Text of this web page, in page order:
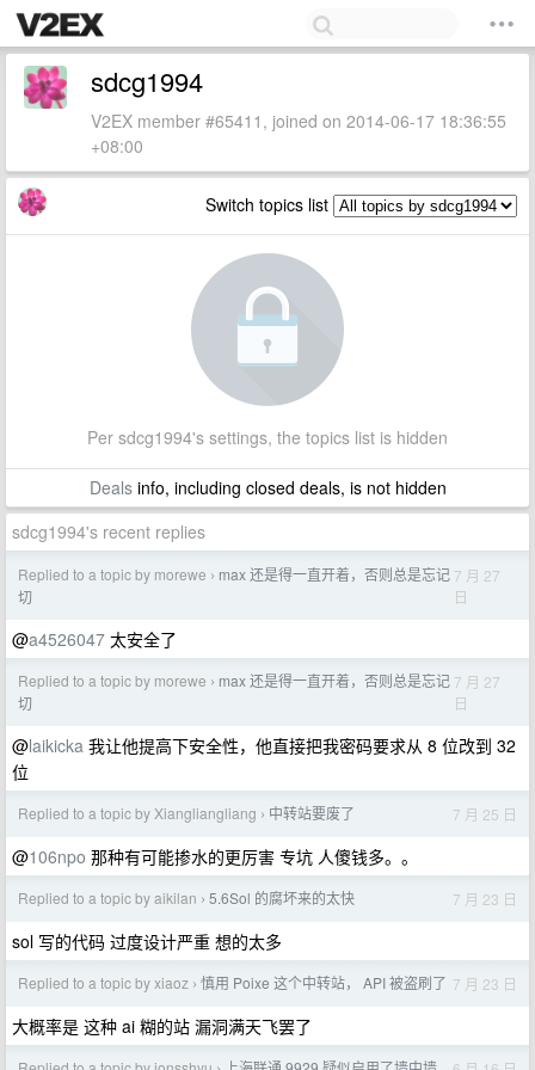
sdcg1994
V2EX member #65411, joined on 2014-06-17 18:36:55
+08:00
Switch topics list
Per sdcg1994's settings, the topics list is hidden
Dealsinfo, including closed deals, is not hidden
sdcg1994's recent replies
Replied to a topic by morewe › max 还是得一直开着，否则总是忘记
切
7 月 27
日
@a4526047 太安全了
Replied to a topic by morewe › max 还是得一直开着，否则总是忘记
切
7 月 27
日
@laikicka 我让他提高下安全性，他直接把我密码要求从 8 位改到 32
位
Replied to a topic by Xiangliangliang › 中转站要废了 7 月 25 日
@106npo 那种有可能掺水的更厉害 专坑 人傻钱多。。
Replied to a topic by aikilan › 5.6Sol 的腐坏来的太快 7 月 23 日
sol 写的代码 过度设计严重 想的太多
Replied to a topic by xiaoz › 慎用 Poixe 这个中转站， API 被盗刷了 7 月 23 日
大概率是 这种 ai 糊的站 漏洞满天飞罢了